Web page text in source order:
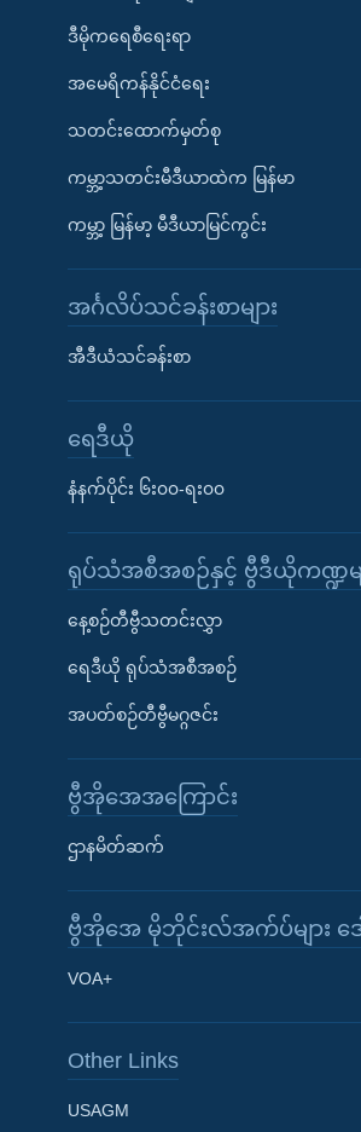
Learning English
ဒီမိုကရေစီရေးရာ
အမေရိကန်နိုင်ငံရေး
သတင်းထောက်မှတ်စု
ကမ္ဘာ့သတင်းမီဒီယာထဲက မြန်မာ
ကမ္ဘာ့ မြန်မာ့ မီဒီယာမြင်ကွင်း
အင်္ဂလိပ်သင်ခန်းစာများ
အီဒီယံသင်ခန်းစာ
ရေဒီယို
နံနက်ပိုင်း ၆း၀၀-ရး၀၀
ရုပ်သံအစီအစဉ်နှင့် ဗွီဒီယိုကဏ္ဍမျ
နေ့စဉ်တီဗွီသတင်းလွှာ
ရေဒီယို ရုပ်သံအစီအစဉ်
အပတ်စဉ်တီဗွီမဂ္ဂဇင်း
ဗွီအိုအေအကြောင်း
ဌာနမိတ်ဆက်
ဗွီအိုအေ မိုဘိုင်းလ်အက်ပ်များ ဒ
VOA+
Other Links
USAGM